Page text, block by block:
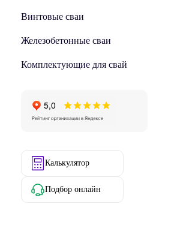
Винтовые сваи
Железобетонные сваи
Комплектующие для свай
Калькулятор
Подбор онлайн